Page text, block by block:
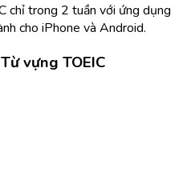
chỉ trong 2 tuần với ứng dụng
cho iPhone và Android.
vựng TOEIC